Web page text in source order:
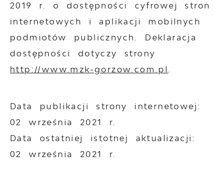
2019 r. o dostępności cyfrowej stron
internetowych i aplikacji mobilnych
podmiotów publicznych. Deklaracja
dostępności dotyczy strony
http://www.mzk-gorzow.com.pl .
Data publikacji strony internetowej:
02 września 2021 r.
Data ostatniej istotnej aktualizacji:
02 września 2021 r.